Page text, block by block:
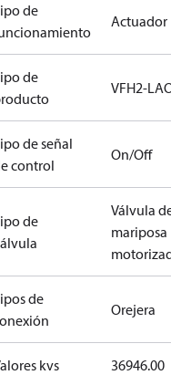
de
Actuador
de
VFH2-
de señal
control
On/Off
de
Válvula
mariposa
de
Orejera
kvs
36946.00